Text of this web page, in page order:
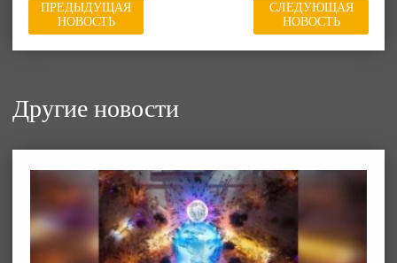
ПРЕДЫДУЩАЯ
НОВОСТЬ
СЛЕДУЮЩАЯ
НОВОСТЬ
Другие новости